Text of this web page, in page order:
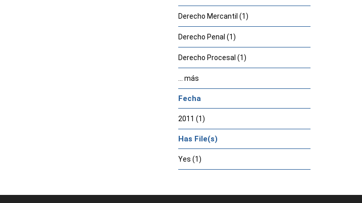
Derecho Mercantil (1)
Derecho Penal (1)
Derecho Procesal (1)
... más
Fecha
2011 (1)
Has File(s)
Yes (1)